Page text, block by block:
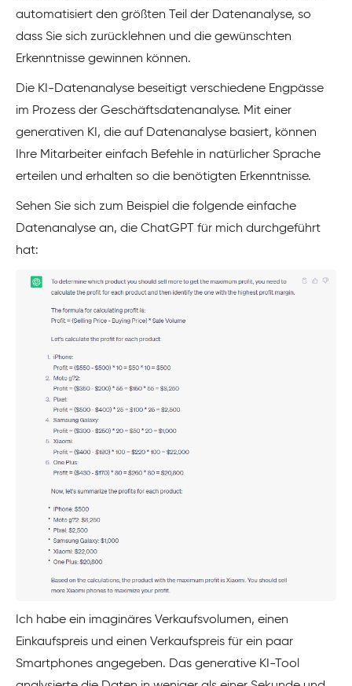
automatisiert den größten Teil der Datenanalyse, so
dass Sie sich zurücklehnen und die gewünschten
Erkenntnisse gewinnen können.
Die KI-Datenanalyse beseitigt verschiedene Engpässe
im Prozess der Geschäftsdatenanalyse. Mit einer
generativen KI, die auf Datenanalyse basiert, können
Ihre Mitarbeiter einfach Befehle in natürlicher Sprache
erteilen und erhalten so die benötigten Erkenntnisse.
Sehen Sie sich zum Beispiel die folgende einfache
Datenanalyse an, die ChatGPT für mich durchgeführt
hat:
Ich habe ein imaginäres Verkaufsvolumen, einen
Einkaufspreis und einen Verkaufspreis für ein paar
Smartphones angegeben. Das generative KI-Tool